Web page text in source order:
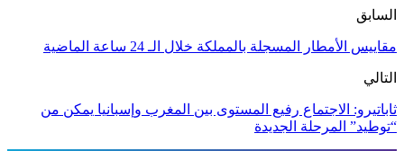
السابق
مقاييس الأمطار المسجلة بالمملكة خلال الـ 24 ساعة الماضية
التالي
ثاباتيرو: الاجتماع رفيع المستوى بين المغرب وإسبانيا يمكن من
“توطيد” المرحلة الجديدة